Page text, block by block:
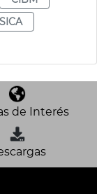
de Interés